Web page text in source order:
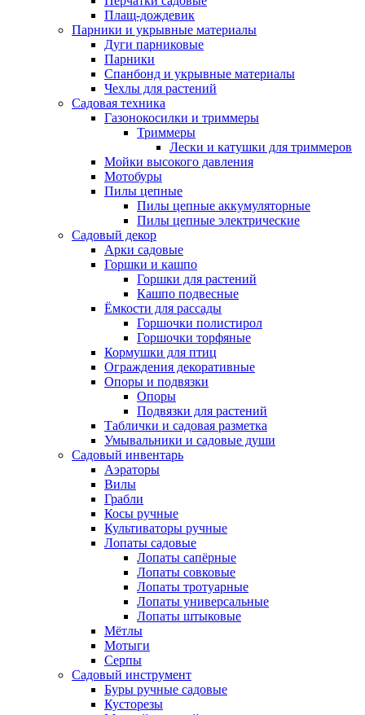
Плащ-дождевик
Парники и укрывные материалы
Дуги парниковые
Парники
Спанбонд и укрывные материалы
Чехлы для растений
Садовая техника
Газонокосилки и триммеры
Триммеры
Лески и катушки для триммеров
Мойки высокого давления
Мотобуры
Пилы цепные
Пилы цепные аккумуляторные
Пилы цепные электрические
Садовый декор
Арки садовые
Горшки и кашпо
Горшки для растений
Кашпо подвесные
Ёмкости для рассады
Горшочки полистирол
Горшочки торфяные
Кормушки для птиц
Ограждения декоративные
Опоры и подвязки
Опоры
Подвязки для растений
Таблички и садовая разметка
Умывальники и садовые души
Садовый инвентарь
Аэраторы
Вилы
Грабли
Косы ручные
Культиваторы ручные
Лопаты садовые
Лопаты сапёрные
Лопаты совковые
Лопаты тротуарные
Лопаты универсальные
Лопаты штыковые
Мётлы
Мотыги
Серпы
Садовый инструмент
Буры ручные садовые
Кусторезы